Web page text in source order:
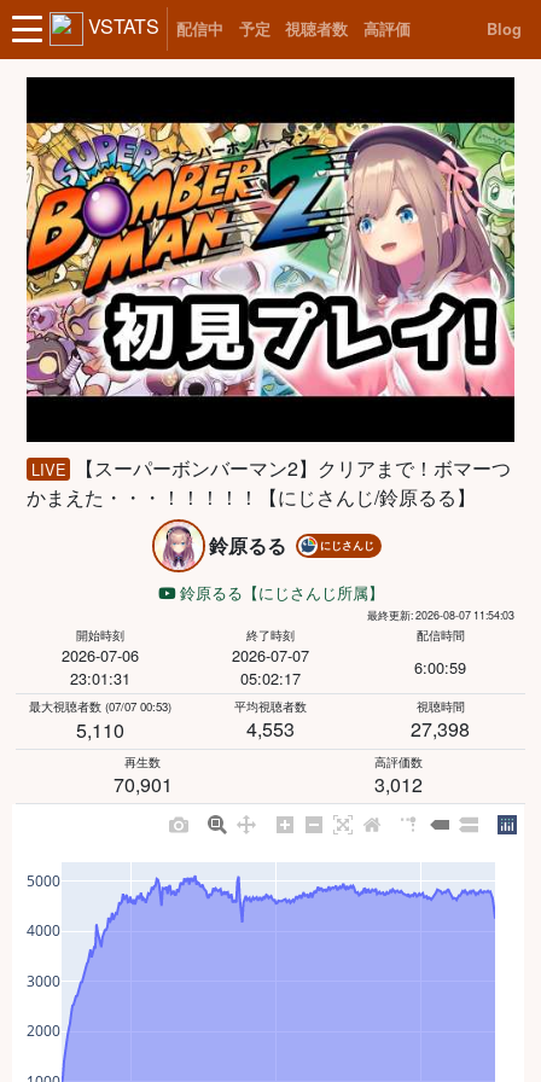
VSTATS 配信中 予定 視聴者数 高評価 Blog
LIVE
【スーパーボンバーマン2】クリアまで！ボマーつ
かまえた・・・！！！！！【にじさんじ/鈴原るる】
鈴原るる
にじさんじ
鈴原るる【にじさんじ所属】
最終更新: 2026-08-07 11:54:03
開始時刻
2026-07-06
23:01:31
終了時刻
2026-07-07
05:02:17
配信時間
6:00:59
最大視聴者数 (07/07 00:53)
5,110
平均視聴者数
4,553
視聴時間
27,398
再生数
70,901
高評価数
3,012
2000
3000
4000
5000